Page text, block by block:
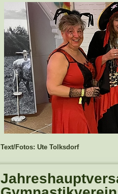
Text/Fotos: Ute Tolksdorf